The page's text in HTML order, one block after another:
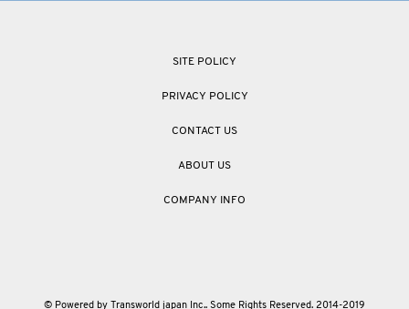
SITE POLICY
PRIVACY POLICY
CONTACT US
ABOUT US
COMPANY INFO
© Powered by Transworld japan Inc.. Some Rights Reserved. 2014-2019